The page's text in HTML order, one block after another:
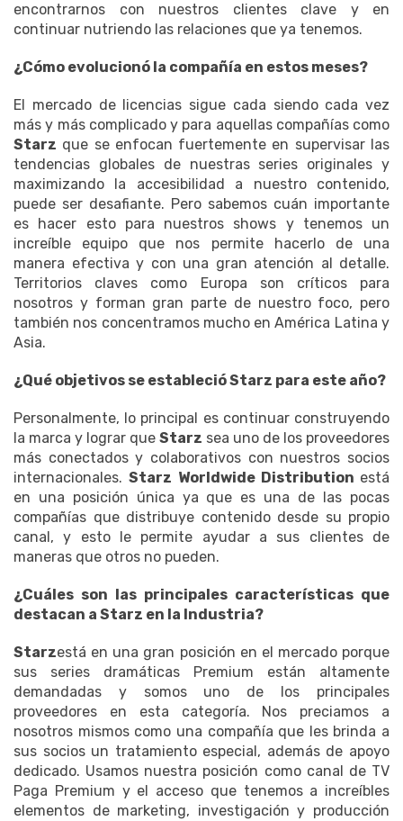
encontrarnos con nuestros clientes clave y en
continuar nutriendo las relaciones que ya tenemos.
¿Cómo evolucionó la compañía en estos meses?
El mercado de licencias sigue cada siendo cada vez
más y más complicado y para aquellas compañías como
Starz que se enfocan fuertemente en supervisar las
tendencias globales de nuestras series originales y
maximizando la accesibilidad a nuestro contenido,
puede ser desafiante. Pero sabemos cuán importante
es hacer esto para nuestros shows y tenemos un
increíble equipo que nos permite hacerlo de una
manera efectiva y con una gran atención al detalle.
Territorios claves como Europa son críticos para
nosotros y forman gran parte de nuestro foco, pero
también nos concentramos mucho en América Latina y
Asia.
¿Qué objetivos se estableció Starz para este año?
Personalmente, lo principal es continuar construyendo
la marca y lograr que Starz sea uno de los proveedores
más conectados y colaborativos con nuestros socios
internacionales.Starz Worldwide Distribution está
en una posición única ya que es una de las pocas
compañías que distribuye contenido desde su propio
canal, y esto le permite ayudar a sus clientes de
maneras que otros no pueden.
¿Cuáles son las principales características que
destacan a Starz en la Industria?
Starzestá en una gran posición en el mercado porque
sus series dramáticas Premium están altamente
demandadas y somos uno de los principales
proveedores en esta categoría. Nos preciamos a
nosotros mismos como una compañía que les brinda a
sus socios un tratamiento especial, además de apoyo
dedicado. Usamos nuestra posición como canal de TV
Paga Premium y el acceso que tenemos a increíbles
elementos de marketing, investigación y producción